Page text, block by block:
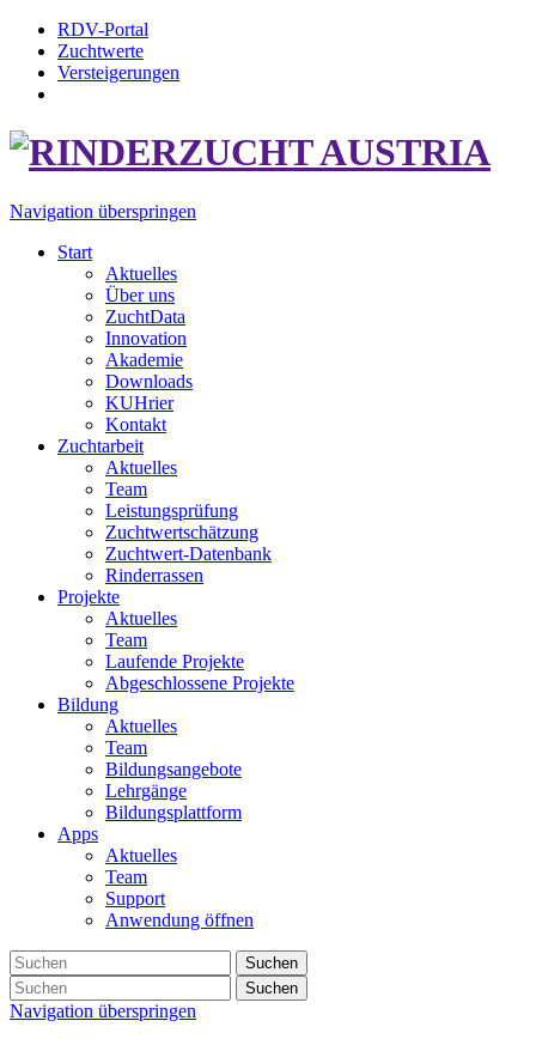
RDV-Portal
Zuchtwerte
Versteigerungen
Navigation überspringen
Start
Aktuelles
Über uns
ZuchtData
Innovation
Akademie
Downloads
KUHrier
Kontakt
Zuchtarbeit
Aktuelles
Team
Leistungsprüfung
Zuchtwertschätzung
Zuchtwert-Datenbank
Rinderrassen
Projekte
Aktuelles
Team
Laufende Projekte
Abgeschlossene Projekte
Bildung
Aktuelles
Team
Bildungsangebote
Lehrgänge
Bildungsplattform
Apps
Aktuelles
Team
Support
Anwendung öffnen
Suchen
Suchen
Navigation überspringen